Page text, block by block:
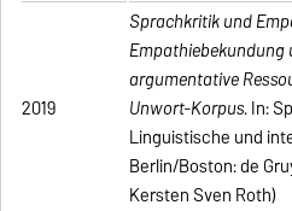
2019
Sprachkritik und
argumentative
Unwort-Korpus. In:
Linguistische und
Berlin/Boston: de
Kersten Sven Roth)